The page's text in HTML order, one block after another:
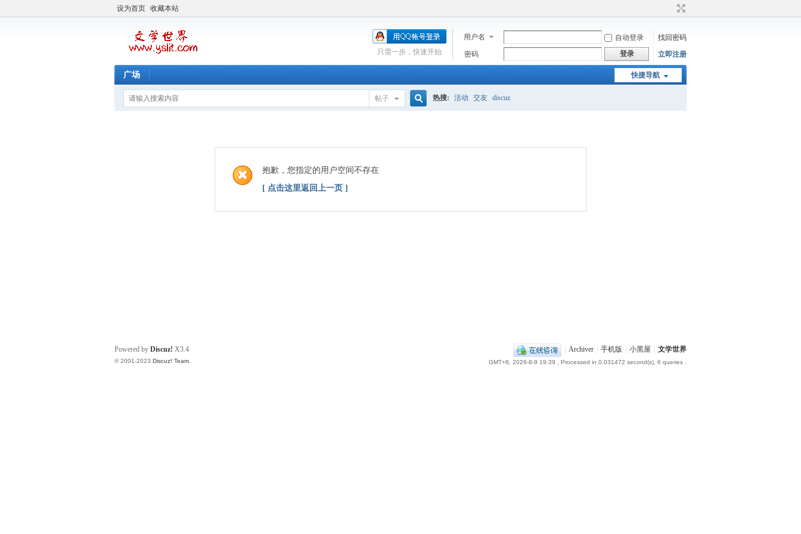
设为首页 收藏本站
用户名 自动登录
找回密码
密码
登录 立即注册
只需一步，快速开始
快捷导航
广场
帖子 热搜: 活动 交友 discuz
抱歉，您指定的用户空间不存在
[ 点击这里返回上一页 ]
Archiver 手机版 小黑屋 文学世界
GMT+8, 2026-8-9 19:39 , Processed in 0.031472 second(s), 6 queries .
Powered by Discuz! X3.4
© 2001-2023 Discuz! Team